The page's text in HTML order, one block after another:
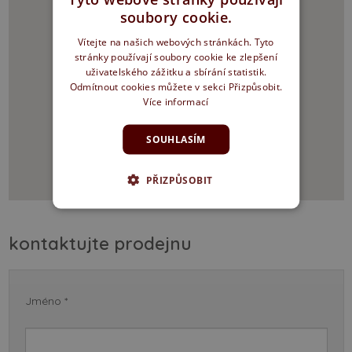
kontaktujte prodejnu
Jméno *
soubory cookie.
Vítejte na našich webových stránkách. Tyto
stránky používají soubory cookie ke zlepšení
uživatelského zážitku a sbírání statistik.
Odmítnout cookies můžete v sekci Přizpůsobit.
Více informací
SOUHLASÍM
PŘIZPŮSOBIT